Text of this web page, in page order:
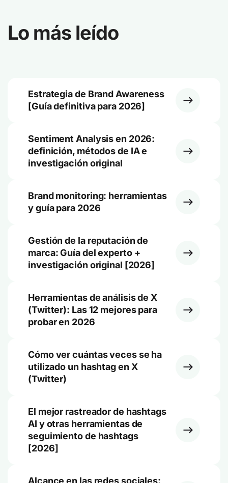
Lo más leído
Estrategia de Brand Awareness
[Guía definitiva para 2026]
Sentiment Analysis en 2026:
definición, métodos de IA e
investigación original
Brand monitoring: herramientas
y guía para 2026
Gestión de la reputación de
marca: Guía del experto +
investigación original [2026]
Herramientas de análisis de X
(Twitter): Las 12 mejores para
probar en 2026
Cómo ver cuántas veces se ha
utilizado un hashtag en X
(Twitter)
El mejor rastreador de hashtags
AI y otras herramientas de
seguimiento de hashtags
[2026]
Alcance en las redes sociales: